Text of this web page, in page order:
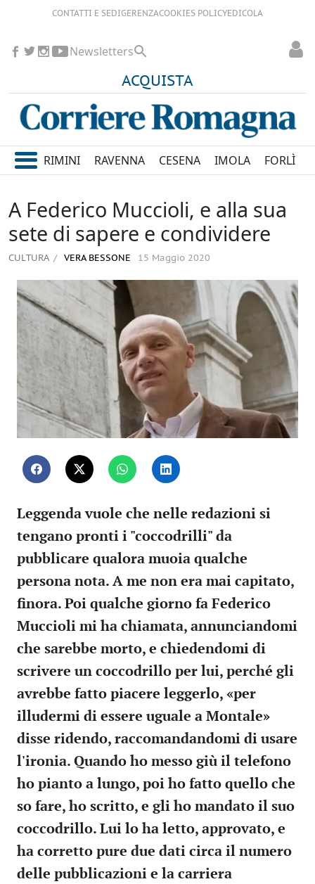
CONTATTI E SEDIGERENZACOOKIES POLICYEDICOLA
ACQUISTA
Newsletters
RIMINI RAVENNA CESENA IMOLA FORLÌ
A Federico Muccioli, e alla sua
sete di sapere e condividere
CULTURA VERA BESSONE 15 Maggio 2020
Leggenda vuole che nelle redazioni si
tengano pronti i "coccodrilli" da
pubblicare qualora muoia qualche
persona nota. A me non era mai capitato,
finora. Poi qualche giorno fa Federico
Muccioli mi ha chiamata, annunciandomi
che sarebbe morto, e chiedendomi di
scrivere un coccodrillo per lui, perché gli
avrebbe fatto piacere leggerlo, «per
illudermi di essere uguale a Montale»
disse ridendo, raccomandandomi di usare
l'ironia. Quando ho messo giù il telefono
ho pianto a lungo, poi ho fatto quello che
so fare, ho scritto, e gli ho mandato il suo
coccodrillo. Lui lo ha letto, approvato, e
ha corretto pure due dati circa il numero
delle pubblicazioni e la carriera